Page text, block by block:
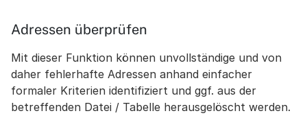
Adressen überprüfen
Mit dieser Funktion können unvollständige und von
daher fehlerhafte Adressen anhand einfacher
formaler Kriterien identifiziert und ggf. aus der
betreffenden Datei / Tabelle herausgelöscht werden.